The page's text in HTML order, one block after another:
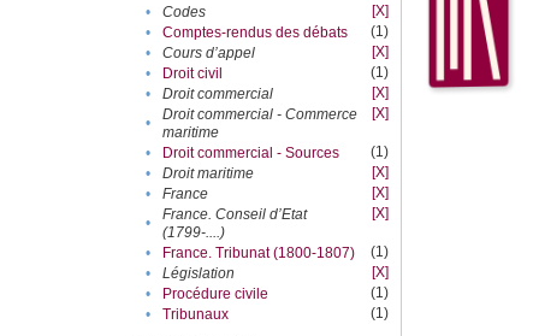
•
Codes
[X]
•
Comptes-rendus des débats
(1)
•
Cours d’appel
[X]
•
Droit civil
(1)
•
Droit commercial
[X]
•
Droit commercial - Commerce
maritime
[X]
• Droit commercial - Sources
(1)
•
Droit maritime
[X]
•
France
[X]
•
France. Conseil d’Etat
(1799-....)
[X]
• France. Tribunat (1800-1807)
(1)
•
Législation
[X]
•
Procédure civile
(1)
•
Tribunaux
(1)